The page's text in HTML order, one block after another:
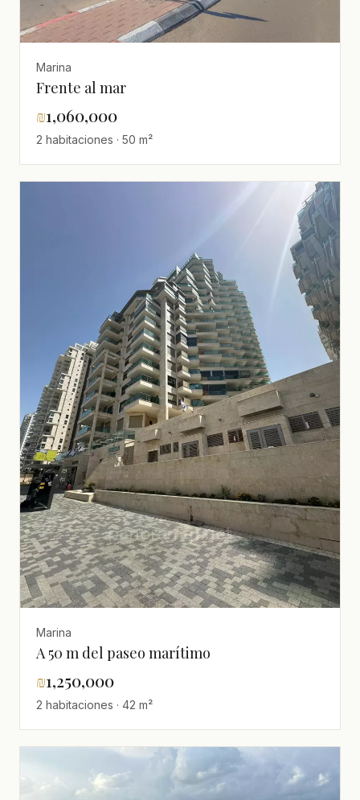
Marina
Frente al mar
₪1,060,000
2 habitaciones · 50 m²
Marina
A 50 m del paseo marítimo
₪1,250,000
2 habitaciones · 42 m²